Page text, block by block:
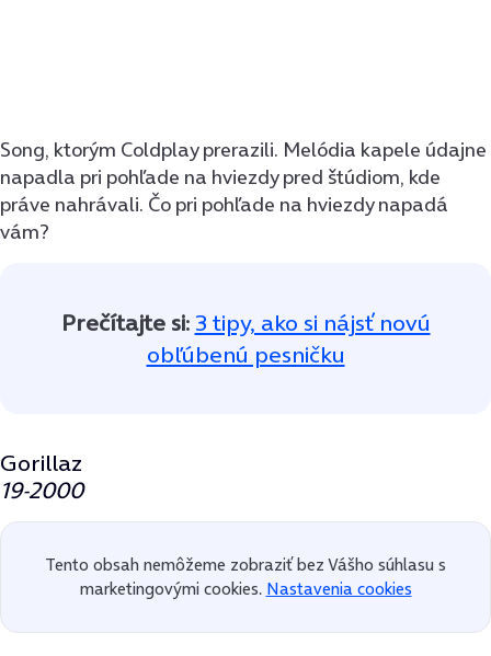
Song, ktorým Coldplay prerazili. Melódia kapele údajne
napadla pri pohľade na hviezdy pred štúdiom, kde
práve nahrávali. Čo pri pohľade na hviezdy napadá
vám?
Prečítajte si: 3 tipy, ako si nájsť novú
obľúbenú pesničku
Gorillaz
19-2000
Tento obsah nemôžeme zobraziť bez Vášho súhlasu s
marketingovými cookies. Nastavenia cookies